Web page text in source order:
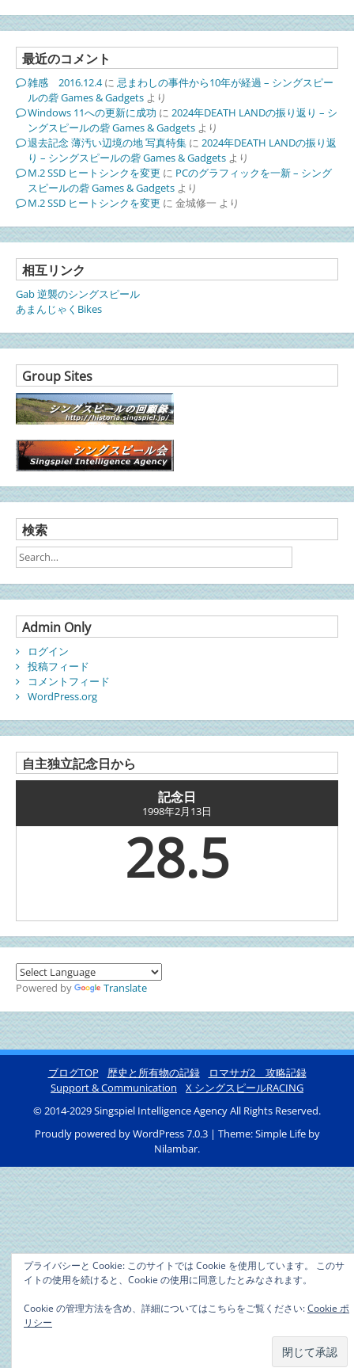
最近のコメント
雑感 2016.12.4に 忌まわしの事件から10年が経過 – シングスピー
ルの砦 Games & Gadgetsより
Windows 11への更新に成功 に 2024年DEATH LANDの振り返り – シ
ングスピールの砦 Games & Gadgetsより
退去記念 薄汚い辺境の地 写真特集に 2024年DEATH LANDの振り返
り – シングスピールの砦 Games & Gadgetsより
M.2 SSD ヒートシンクを変更 に PCのグラフィックを一新 – シング
スピールの砦 Games & Gadgetsより
M.2 SSD ヒートシンクを変更 に 金城修一 より
相互リンク
Gab 逆襲のシングスピール
あまんじゃくBikes
Group Sites
検索
Admin Only
ログイン
投稿フィード
コメントフィード
WordPress.org
自主独立記念日から
記念日
1998年2月13日
28.5
Powered by Translate
ブログTOP 歴史と所有物の記録
ロマサガ2 攻略記録
Support & Communication
X シングスピールRACING
© 2014-2029 Singspiel Intelligence Agency All Rights Reserved.
Proudly powered by WordPress 7.0.3 | Theme: Simple Life by
Nilambar.
プライバシーと Cookie: このサイトでは Cookie を使用しています。 このサ
イトの使用を続けると、Cookie の使用に同意したとみなされます。
Cookie の管理方法を含め、詳細についてはこちらをご覧ください:Cookie ポ
リシー